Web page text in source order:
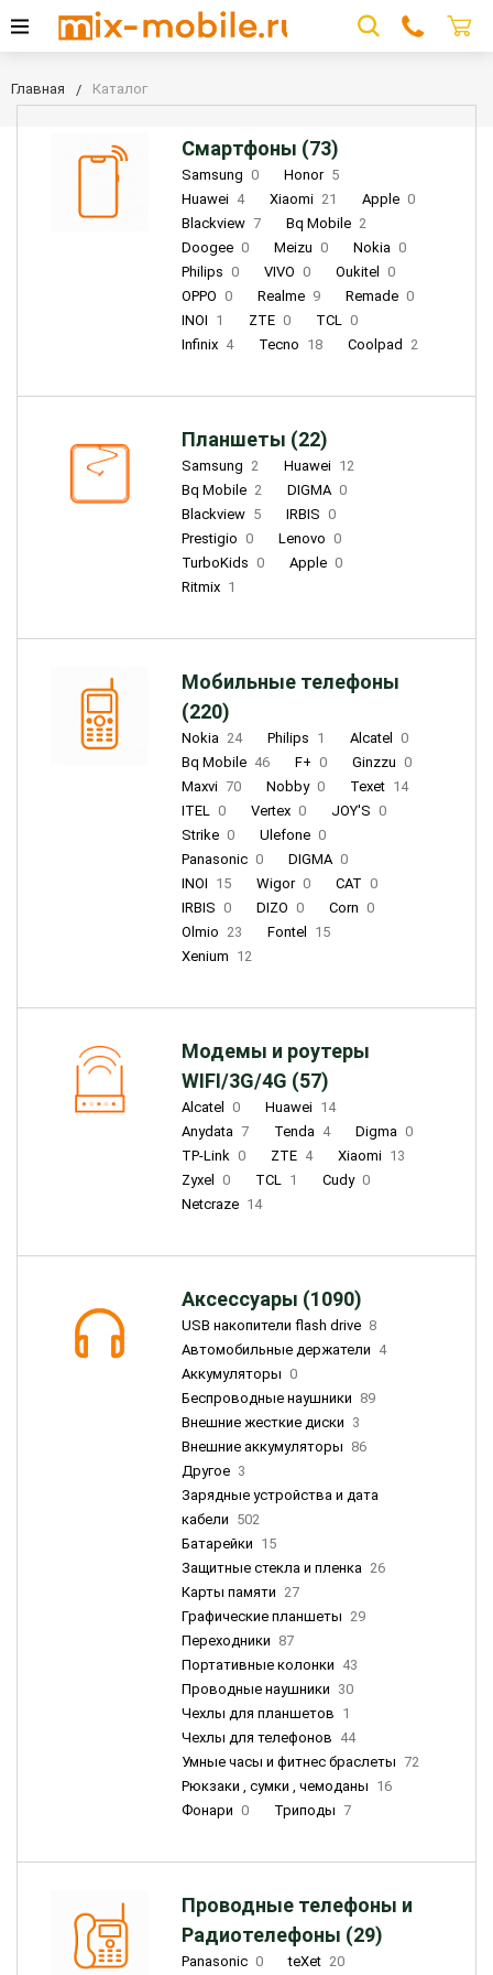
Главная Каталог
Смартфоны (73)
Samsung 0 Honor 5
Huawei 4 Xiaomi 21 Apple 0
Blackview 7 Bq Mobile 2
Doogee 0 Meizu 0 Nokia 0
Philips 0 VIVO 0 Oukitel
0
OPPO 0 Realme 9 Remade 0
INOI 1 ZTE 0 TCL 0
Infinix 4 Tecno 18 Coolpad 2
Планшеты (22)
Samsung 2 Huawei 12
Bq Mobile 2 DIGMA 0
Blackview 5 IRBIS 0
Prestigio 0 Lenovo 0
TurboKids 0 Apple 0
Ritmix 1
Мобильные телефоны
(220)
Nokia 24 Philips 1 Alcatel
0
Bq Mobile 46 F+ 0 Ginzzu 0
Maxvi 70 Nobby 0 Texet 14
ITEL 0 Vertex 0 JOY'S 0
Strike 0 Ulefone 0
Panasonic 0 DIGMA 0
INOI 15 Wigor 0 CAT 0
IRBIS 0 DIZO 0 Corn 0
Olmio 23 Fontel
15
Xenium 12
Модемы и роутеры
WIFI/3G/4G (57)
Alcatel 0 Huawei 14
Anydata 7 Tenda 4 Digma 0
TP-Link 0 ZTE 4 Xiaomi 13
Zyxel
0 TCL 1 Cudy 0
Netcraze 14
Аксессуары (1090)
USB накопители flash drive 8
Автомобильные держатели 4
Аккумуляторы 0
Беспроводные наушники 89
Внешние жесткие диски 3
Внешние аккумуляторы 86
Другое 3
Зарядные устройства и дата
кабели 502
Батарейки 15
Защитные стекла и пленка 26
Карты памяти 27
Графические планшеты 29
Переходники 87
Портативные колонки 43
Проводные наушники 30
Чехлы для планшетов 1
Чехлы для телефонов 44
Умные часы и фитнес браслеты 72
Рюкзаки , сумки , чемоданы 16
Фонари 0 Триподы 7
Проводные телефоны и
Радиотелефоны (29)
Panasonic 0 teXet 20